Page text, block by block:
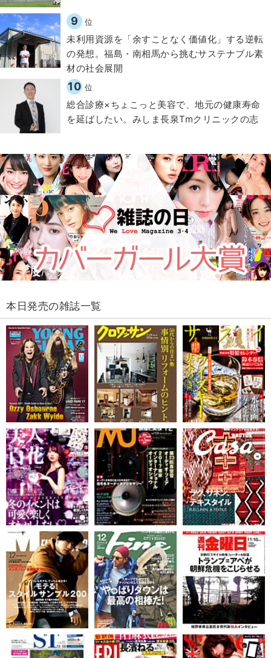
9 位
​​未利用資源を「余すことなく価値化」する逆転
の発想。福島・南相馬から挑むサステナブル素
材の社会展開​
10 位
総合診療×ちょこっと美容で、地元の健康寿命
を延ばしたい。みしま長泉Tmクリニックの志
本日発売の雑誌一覧